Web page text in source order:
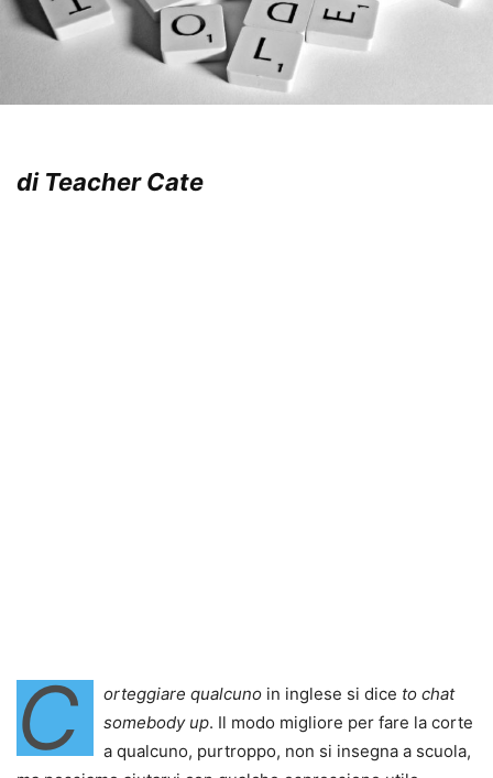
di Teacher Cate
C orteggiare qualcuno in inglese si dice to chat
somebody up. Il modo migliore per fare la corte
a qualcuno, purtroppo, non si insegna a scuola,